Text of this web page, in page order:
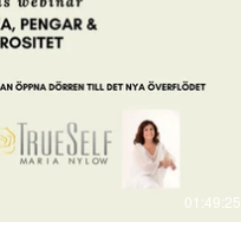
video
01:49:25